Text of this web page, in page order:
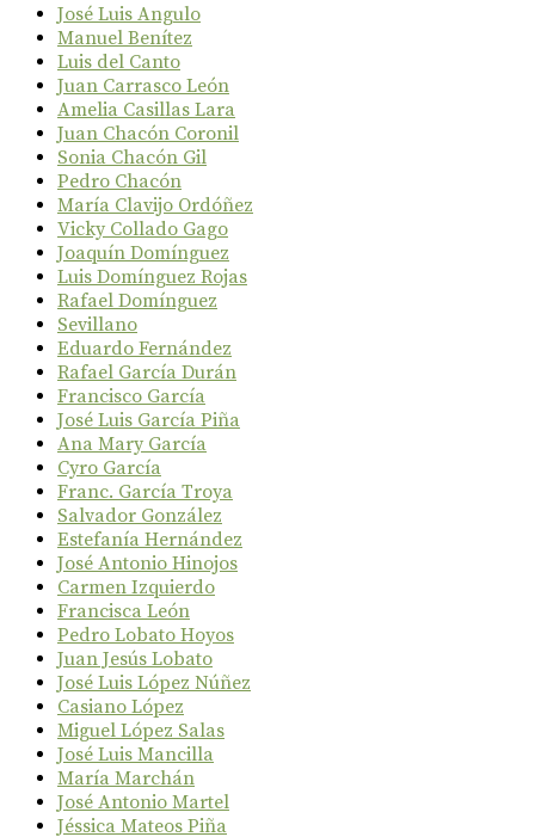
José Luis Angulo
Manuel Benítez
Luis del Canto
Juan Carrasco León
Amelia Casillas Lara
Juan Chacón Coronil
Sonia Chacón Gil
Pedro Chacón
María Clavijo Ordóñez
Vicky Collado Gago
Joaquín Domínguez
Luis Domínguez Rojas
Rafael Domínguez
Sevillano
Eduardo Fernández
Rafael García Durán
Francisco García
José Luis García Piña
Ana Mary García
Cyro García
Franc. García Troya
Salvador González
Estefanía Hernández
José Antonio Hinojos
Carmen Izquierdo
Francisca León
Pedro Lobato Hoyos
Juan Jesús Lobato
José Luis López Núñez
Casiano López
Miguel López Salas
José Luis Mancilla
María Marchán
José Antonio Martel
Jéssica Mateos Piña